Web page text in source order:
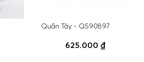
Quần Tây - QS90897
625.000 ₫